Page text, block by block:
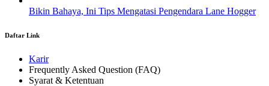
Bikin Bahaya, Ini Tips Mengatasi Pengendara Lane Hogger
Daftar Link
Karir
Frequently Asked Question (FAQ)
Syarat & Ketentuan